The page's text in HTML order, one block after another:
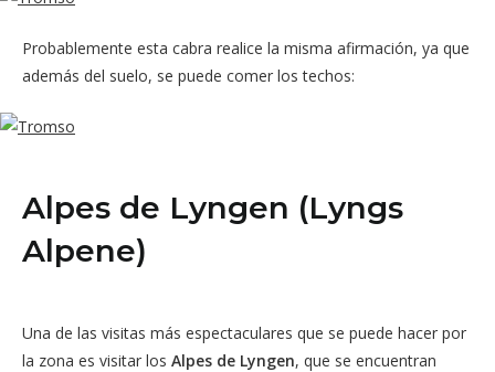
Probablemente esta cabra realice la misma afirmación, ya que
además del suelo, se puede comer los techos:
Alpes de Lyngen (Lyngs
Alpene)
Una de las visitas más espectaculares que se puede hacer por
la zona es visitar los Alpes de Lyngen, que se encuentran